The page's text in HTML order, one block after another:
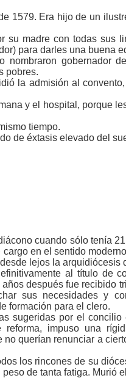
1579. Era hijo de un
su madre con todas sus
para darles una buena
gobernador
pobres.
la admisión al
y el hospital, porque
tiempo.
de éxtasis elevado del
cuando sólo tenía
en el sentido
lejos la arquidiócesis
al título de
después fue recibido
sus necesidades y
formación para el clero.
sugeridas por el
reforma, impuso una
querían renunciar a
los rincones de su
de tanta fatiga. Murió